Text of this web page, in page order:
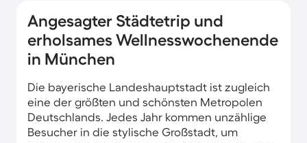
Angesagter Städtetrip und
erholsames Wellnesswochenende
in München
Die bayerische Landeshauptstadt ist zugleich
eine der größten und schönsten Metropolen
Deutschlands. Jedes Jahr kommen unzählige
Besucher in die stylische Großstadt, um